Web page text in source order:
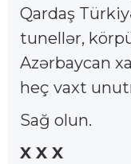
Qardaş
tunellər,
Azərbaycan
heç vaxt
Sağ olun.
X X X